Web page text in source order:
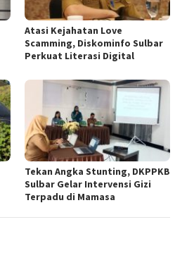
Atasi Kejahatan Love
Scamming, Diskominfo Sulbar
Perkuat Literasi Digital
Tekan Angka Stunting, DKPPKB
Sulbar Gelar Intervensi Gizi
Terpadu di Mamasa